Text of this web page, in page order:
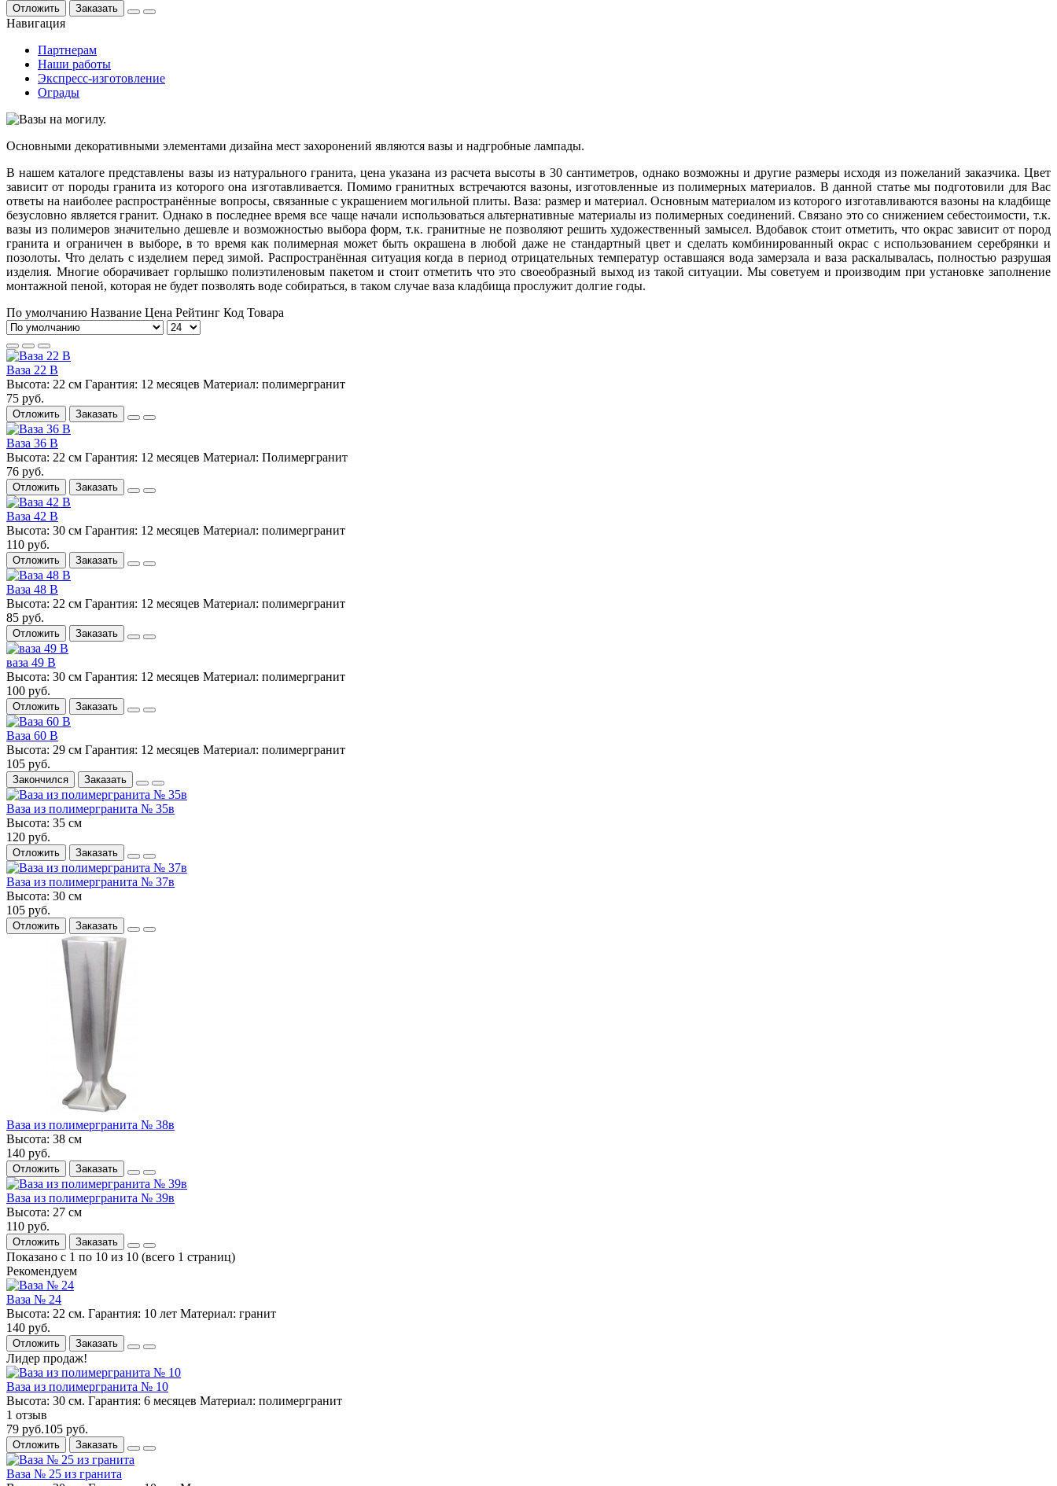
Отложить Заказать
Навигация
Партнерам
Наши работы
Экспресс-изготовление
Ограды
Основными декоративными элементами дизайна мест захоронений являются вазы и надгробные лампады.
В нашем каталоге представлены вазы из натурального гранита, цена указана из расчета высоты в 30 сантиметров, однако возможны и другие размеры исходя из пожеланий заказчика. Цвет
зависит от породы гранита из которого она изготавливается. Помимо гранитных встречаются вазоны, изготовленные из полимерных материалов. В данной статье мы подготовили для Вас
ответы на наиболее распространённые вопросы, связанные с украшением могильной плиты. Ваза: размер и материал. Основным материалом из которого изготавливаются вазоны на кладбище
безусловно является гранит. Однако в последнее время все чаще начали использоваться альтернативные материалы из полимерных соединений. Связано это со снижением себестоимости, т.к.
вазы из полимеров значительно дешевле и возможностью выбора форм, т.к. гранитные не позволяют решить художественный замысел. Вдобавок стоит отметить, что окрас зависит от пород
гранита и ограничен в выборе, в то время как полимерная может быть окрашена в любой даже не стандартный цвет и сделать комбинированный окрас с использованием серебрянки и
позолоты. Что делать с изделием перед зимой. Распространённая ситуация когда в период отрицательных температур оставшаяся вода замерзала и ваза раскалывалась, полностью разрушая
изделия. Многие оборачивает горлышко полиэтиленовым пакетом и стоит отметить что это своеобразный выход из такой ситуации. Мы советуем и производим при установке заполнение
монтажной пеной, которая не будет позволять воде собираться, в таком случае ваза кладбища прослужит долгие годы.
По умолчанию Название Цена Рейтинг Код Товара
Ваза 22 В
Высота: 22 см Гарантия: 12 месяцев Материал: полимергранит
75 руб.
Отложить Заказать
Ваза 36 В
Высота: 22 см Гарантия: 12 месяцев Материал: Полимергранит
76 руб.
Отложить Заказать
Ваза 42 В
Высота: 30 см Гарантия: 12 месяцев Материал: полимергранит
110 руб.
Отложить Заказать
Ваза 48 В
Высота: 22 см Гарантия: 12 месяцев Материал: полимергранит
85 руб.
Отложить Заказать
ваза 49 В
Высота: 30 см Гарантия: 12 месяцев Материал: полимергранит
100 руб.
Отложить Заказать
Ваза 60 В
Высота: 29 см Гарантия: 12 месяцев Материал: полимергранит
105 руб.
Закончился Заказать
Ваза из полимергранита № 35в
Высота: 35 см
120 руб.
Отложить Заказать
Ваза из полимергранита № 37в
Высота: 30 см
105 руб.
Отложить Заказать
Ваза из полимергранита № 38в
Высота: 38 см
140 руб.
Отложить Заказать
Ваза из полимергранита № 39в
Высота: 27 см
110 руб.
Отложить Заказать
Показано с 1 по 10 из 10 (всего 1 страниц)
Рекомендуем
Ваза № 24
Высота: 22 см. Гарантия: 10 лет Материал: гранит
140 руб.
Отложить Заказать
Лидер продаж!
Ваза из полимергранита № 10
Высота: 30 см. Гарантия: 6 месяцев Материал: полимергранит
1 отзыв
79 руб.105 руб.
Отложить Заказать
Ваза № 25 из гранита